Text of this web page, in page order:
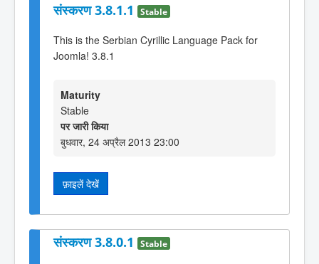
संस्करण 3.8.1.1 Stable
This is the Serbian Cyrillic Language Pack for
Joomla! 3.8.1
Maturity
Stable
पर जारी किया
बुधवार, 24 अप्रैल 2013 23:00
फ़ाइलें देखें
संस्करण 3.8.0.1 Stable